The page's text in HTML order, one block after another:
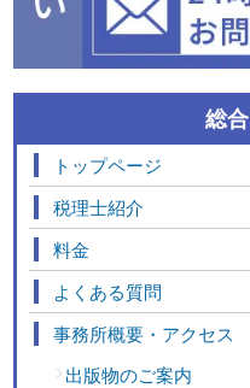
総
トップページ
税理士紹介
料金
よくある質問
事務所概要・アクセス
出版物のご案内